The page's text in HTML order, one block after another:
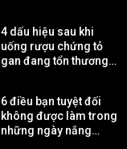
4 dấu hiệu sau khi
uống rượu chứng tỏ
gan đang tổn thương…
6 điều bạn tuyệt đối
không được làm trong
những ngày nắng…